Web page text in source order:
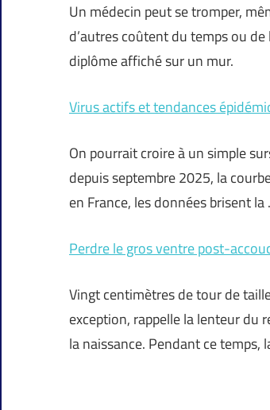
Un médecin peut se tromper,
d’autres coûtent du temps ou
diplôme affiché sur un mur.
Virus actifs et tendances
On pourrait croire à un simple
depuis septembre 2025, la
en France, les données brisent la
Perdre le gros ventre post-
Vingt centimètres de tour de
exception, rappelle la lenteur du
la naissance. Pendant ce temps,